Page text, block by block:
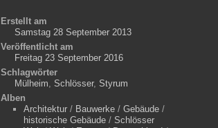
Erstellt am
Samstag 28 September 2013
Veröffentlicht am
Freitag 23 September 2016
Schlagwörter
Mülheim, Schlösser, Styrum
Alben
Architektur/ Bauwerke/ Gebäude/
historische Gebäude/ Schlösser